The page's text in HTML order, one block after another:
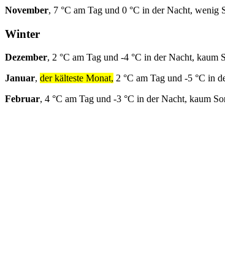
November, 7 °C am Tag und 0 °C in der Nacht, wenig
Winter
Dezember, 2 °C am Tag und -4 °C in der Nacht, kaum
Januar, der kälteste Monat, 2 °C am Tag und -5 °C in
Februar, 4 °C am Tag und -3 °C in der Nacht, kaum